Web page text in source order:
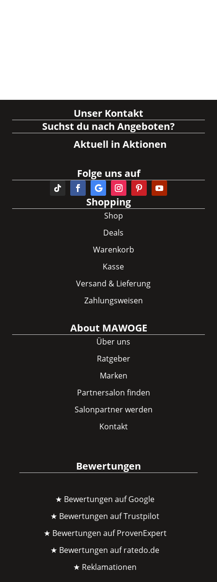
Unser Kontakt
Suchst du nach Angeboten?
Aktuell in Aktionen
Folge uns auf
Shopping
Shop
Deals
Warenkorb
Kasse
Versand & Lieferung
Zahlungsweisen
About MAWOGE
Über uns
Ratgeber
Marken
Partnersalon finden
Salonpartner werden
Kontakt
Bewertungen
★ Bewertungen auf Google
★ Bewertungen auf Trustpilot
★ Bewertungen auf ProvenExpert
★ Bewertungen auf ratedo.de
★ Reklamationen